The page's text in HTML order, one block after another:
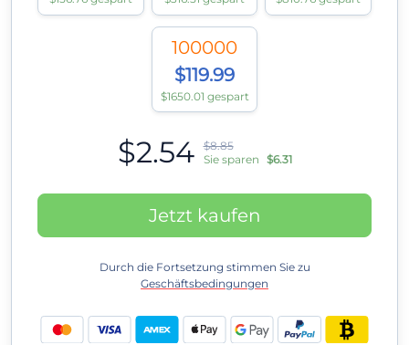
100000
$119.99
$1650.01 gespart
$2.54
$8.85
Sie sparen $6.31
Jetzt kaufen
Durch die Fortsetzung stimmen Sie zu
Geschäftsbedingungen